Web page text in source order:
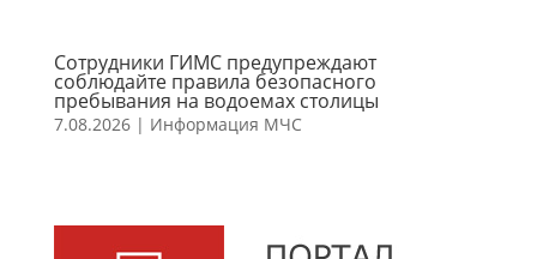
Сотрудники ГИМС предупреждают
соблюдайте правила безопасного
пребывания на водоемах столицы
7.08.2026| Информация МЧС